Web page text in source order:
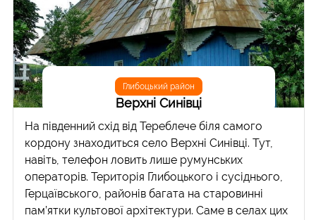
Глибоцький район
Верхні Синівці
На південний схід від Тереблече біля самого
кордону знаходиться село Верхні Синівці. Тут,
навіть, телефон ловить лише румунських
операторів. Територія Глибоцького і сусіднього,
Герцаївського, районів багата на старовинні
пам’ятки культової архітектури. Саме в селах цих